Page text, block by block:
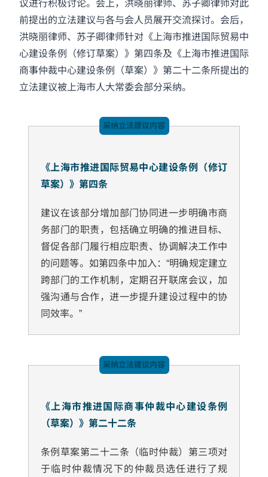
议进行积极讨论。会上，洪晓丽律师、苏子卿律师对此
前提出的立法建议与各与会人员展开交流探讨。会后，
洪晓丽律师、苏子卿律师针对《上海市推进国际贸易中
心建设条例（修订草案）》第四条及《上海市推进国际
商事仲裁中心建设条例（草案）》第二十二条所提出的
立法建议被上海市人大常委会部分采纳。
采纳立法建议内容
《上海市推进国际贸易中心建设条例（修订
草案）》第四条
建议在该部分增加部门协同进一步明确市商
务部门的职责，包括确立明确的推进目标、
督促各部门履行相应职责、协调解决工作中
的问题等。如第四条中加入：“明确规定建立
跨部门的工作机制，定期召开联席会议，加
强沟通与合作，进一步提升建设过程中的协
同效率。”
采纳立法建议内容
《上海市推进国际商事仲裁中心建设条例
（草案）》第二十二条
条例草案第二十二条（临时仲裁）第三项对
于临时仲裁情况下的仲裁员选任进行了规